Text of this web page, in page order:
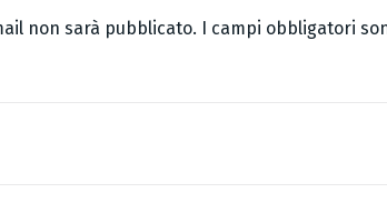
non sarà pubblicato. I campi obbligatori